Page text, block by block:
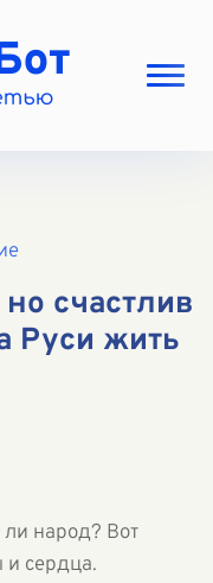
счастлив
Руси жить
народ? Вот
и сердца.